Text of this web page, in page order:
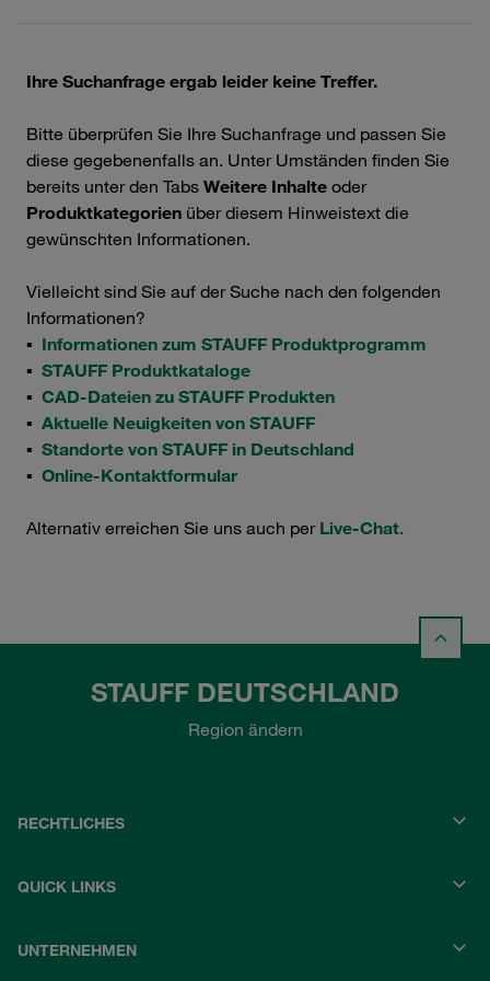
Ihre Suchanfrage ergab leider keine Treffer.
Bitte überprüfen Sie Ihre Suchanfrage und passen Sie
diese gegebenenfalls an. Unter Umständen finden Sie
bereits unter den Tabs Weitere Inhalte oder
Produktkategorien über diesem Hinweistext die
gewünschten Informationen.
Vielleicht sind Sie auf der Suche nach den folgenden
Informationen?
▪ Informationen zum STAUFF Produktprogramm
▪ STAUFF Produktkataloge
▪ CAD-Dateien zu STAUFF Produkten
▪ Aktuelle Neuigkeiten von STAUFF
▪ Standorte von STAUFF in Deutschland
▪ Online-Kontaktformular
Alternativ erreichen Sie uns auch per Live-Chat.
STAUFF DEUTSCHLAND
Region ändern
RECHTLICHES
QUICK LINKS
UNTERNEHMEN